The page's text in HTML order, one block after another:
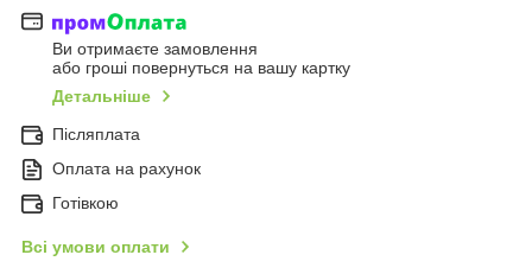
Ви отримаєте замовлення
або гроші повернуться на вашу картку
Детальніше
Післяплата
Оплата на рахунок
Готівкою
Всі умови оплати